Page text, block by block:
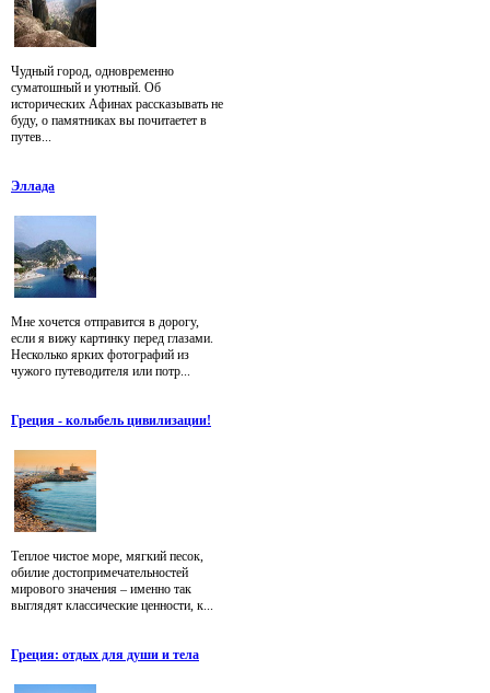
Чудный город, одновременно
суматошный и уютный. Об
исторических Афинах рассказывать не
буду, о памятниках вы почитаетет в
путев...
Эллада
Мне хочется отправится в дорогу,
если я вижу картинку перед глазами.
Несколько ярких фотографий из
чужого путеводителя или потр...
Греция - колыбель цивилизации!
Теплое чистое море, мягкий песок,
обилие достопримечательностей
мирового значения – именно так
выглядят классические ценности, к...
Греция: отдых для души и тела